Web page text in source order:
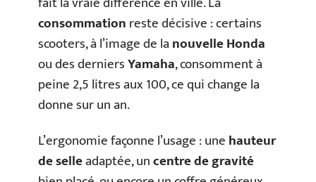
consommationreste décisive : certains
scooters, à l’image de lanouvelle Honda
ou des derniersYamaha, consomment à
peine 2,5 litres aux 100, ce qui change la
donne sur un an.
L’ergonomie façonne l’usage : unehauteur
de selleadaptée, uncentre de gravité